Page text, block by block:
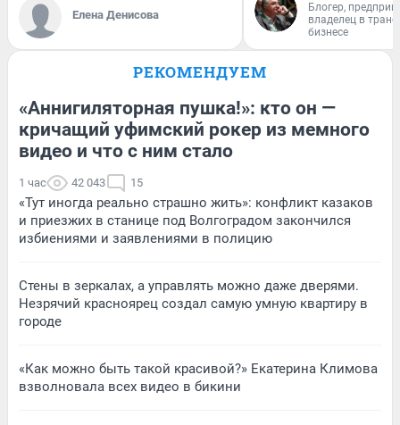
Елена Денисова
Блогер,
владелец в
бизнесе
РЕКОМЕНДУЕМ
«Аннигиляторная пушка!»: кто он —
кричащий уфимский рокер из мемного
видео и что с ним стало
1 час 42 043 15
«Тут иногда реально страшно жить»: конфликт казаков
и приезжих в станице под Волгоградом закончился
избиениями и заявлениями в полицию
Стены в зеркалах, а управлять можно даже дверями.
Незрячий красноярец создал самую умную квартиру в
городе
«Как можно быть такой красивой?» Екатерина Климова
взволновала всех видео в бикини